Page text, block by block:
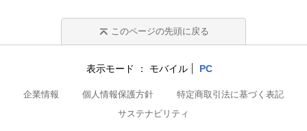
このページの先頭に戻る
表示モード モバイル PC
企業情報 個人情報保護方針
特定商取引法に基づく表記
サステナビリティ